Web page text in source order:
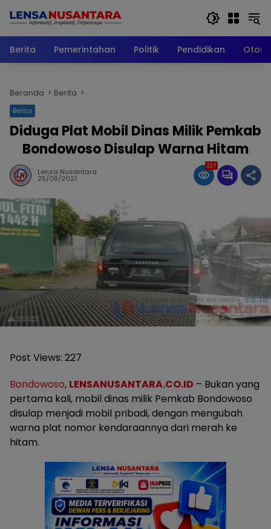
Berita
Pemerintahan Politik Pendidikan
Beranda Berita
Berita
Diduga Plat Mobil Dinas Milik Pemkab
Bondowoso Disulap Warna Hitam
Lensa Nusantara
25/08/2021
227
Post Views: 227
Bondowoso, LENSANUSANTARA.CO.ID – Bukan yang
pertama kali, mobil dinas milik Pemkab Bondowoso
disulap menjadi mobil pribadi, dengan mengubah
warna plat nomor kendaraannya dari merah ke
hitam.